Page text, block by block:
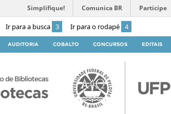
Ir para a busca 3 Ir para o rodapé 4
Simplifique! Comunica BR Participe
AUDITORIA COBALTO CONCURSOS EDITAIS
de Bibliotecas